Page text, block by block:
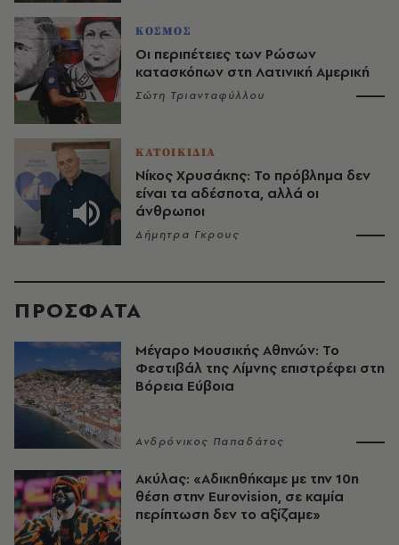
ΚΟΣΜΟΣ
Οι περιπέτειες των Ρώσων
κατασκόπων στη Λατινική Αμερική
Σώτη Τριανταφύλλου
ΚΑΤΟΙΚΙΔΙΑ
Νίκος Χρυσάκης: Το πρόβλημα δεν
είναι τα αδέσποτα, αλλά οι
άνθρωποι
Δήμητρα Γκρους
ΠΡΟΣΦΑΤΑ
Μέγαρο Μουσικής Αθηνών: Το
Φεστιβάλ της Λίμνης επιστρέφει στη
Βόρεια Εύβοια
Ανδρόνικος Παπαδάτος
Ακύλας: «Αδικηθήκαμε με την 10η
θέση στην Eurovision, σε καμία
περίπτωση δεν το αξίζαμε»